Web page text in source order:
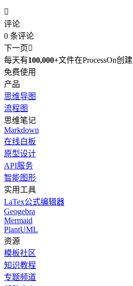

评论
0 条评论
下一页
每天有100,000+文件在ProcessOn创建
免费使用
产品
思维导图
流程图
思维笔记
Markdown
在线白板
原型设计
API服务
智能图形
实用工具
LaTex公式编辑器
Geogebra
Mermaid
PlantUML
资源
模板社区
知识教程
专题频道